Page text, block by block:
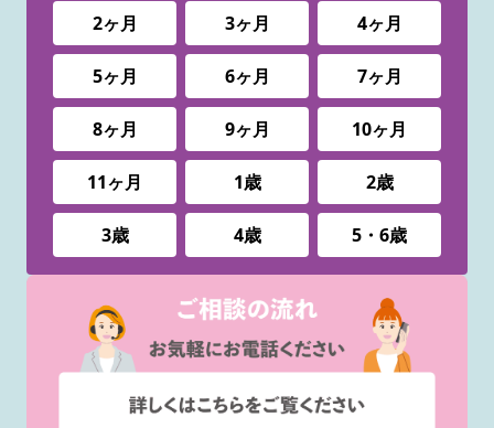
2ヶ月 3ヶ月 4ヶ月
5ヶ月 6ヶ月 7ヶ月
8ヶ月 9ヶ月 10ヶ月
11ヶ月 1歳 2歳
3歳 4歳 5・6歳